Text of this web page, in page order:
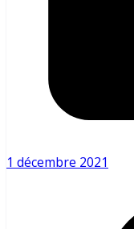
1 décembre 2021